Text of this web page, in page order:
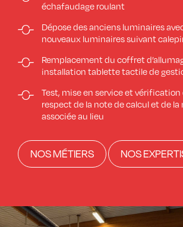
échafaudage roulant
Dépose des anciens luminaires
nouveaux luminaires suivant
Remplacement du coffret
installation tablette tactile de
Test, mise en service et vérification
respect de la note de calcul et de
associée au lieu
NOS MÉTIERS NOS